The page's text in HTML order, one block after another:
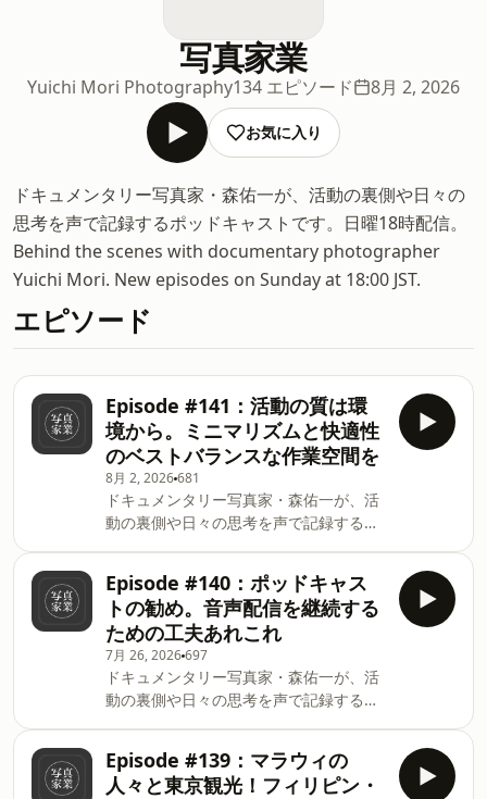
写真家業
Yuichi Mori Photography134 エピソード 8月 2, 2026
お気に入り
ドキュメンタリー写真家・森佑一が、活動の裏側や日々の
思考を声で記録するポッドキャストです。日曜18時配信。
Behind the scenes with documentary photographer
Yuichi Mori. New episodes on Sunday at 18:00 JST.
エピソード
Episode #141：活動の質は環
境から。ミニマリズムと快適性
のベストバランスな作業空間を
8月 2, 2026681
ドキュメンタリー写真家・森佑一が、活
動の裏側や日々の思考を声で記録するポ
Substack Podcastニュースレターでは、
中東を始め世界各地の紛争地を巡り、現
地で見てきたリアリティを写真や文章で
記録しています。✉️ ニュースレターサイ
ト今回の見出し* 執筆が捗らない今日こ
の頃* 作業環境とルーティンの見直し*
カフェ作業から自宅作業へ* 環境整備へ
の投資の重要性* ミニマリズムと快適性
のバランス This is a public episode. If
Episode #140：ポッドキャス
トの勧め。音声配信を継続する
ための工夫あれこれ
7月 26, 2026697
ドキュメンタリー写真家・森佑一が、活
動の裏側や日々の思考を声で記録するポ
Substack Podcastニュースレターでは、
中東を始め世界各地の紛争地を巡り、現
Episode #139：マラウィの
人々と東京観光！フィリピン・